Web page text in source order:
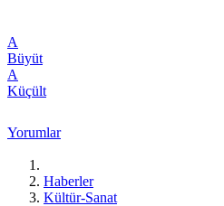
A
Büyüt
A
Küçült
Yorumlar
Haberler
Kültür-Sanat